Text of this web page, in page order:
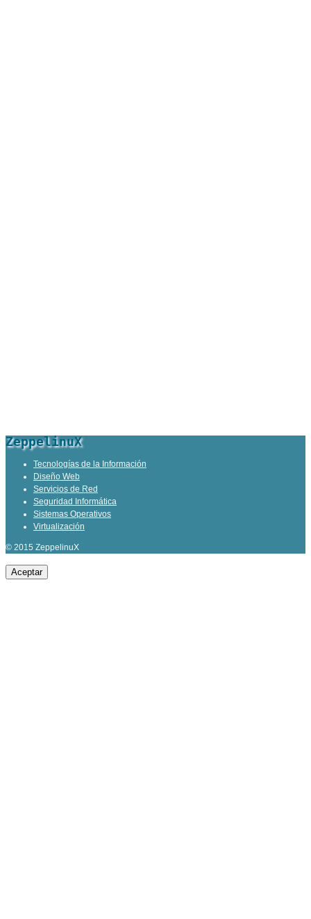
ZeppelinuX
Tecnologías de la Información
Diseño Web
Servicios de Red
Seguridad Informática
Sistemas Operativos
Virtualización
© 2015 ZeppelinuX
Aceptar